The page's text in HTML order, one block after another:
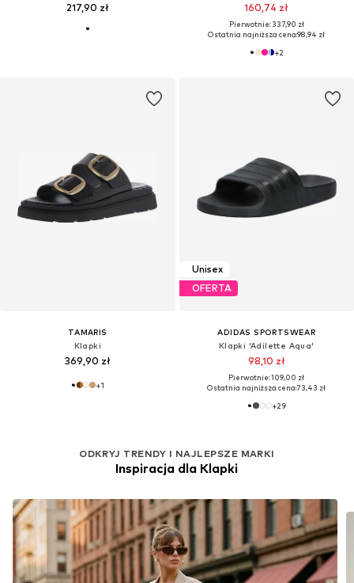
217,90 zł 160,74 zł
Pierwotnie: 337,90 zł
Ostatnia najniższa cena:98,94 zł
+2
TAMARIS
Klapki
369,90 zł
+1
Unisex
OFERTA
ADIDAS SPORTSWEAR
Klapki 'Adilette Aqua'
98,10 zł
Pierwotnie: 109,00 zł
Ostatnia najniższa cena:73,43 zł
+29
ODKRYJ TRENDY I NAJLEPSZE MARKI
Inspiracja dla Klapki